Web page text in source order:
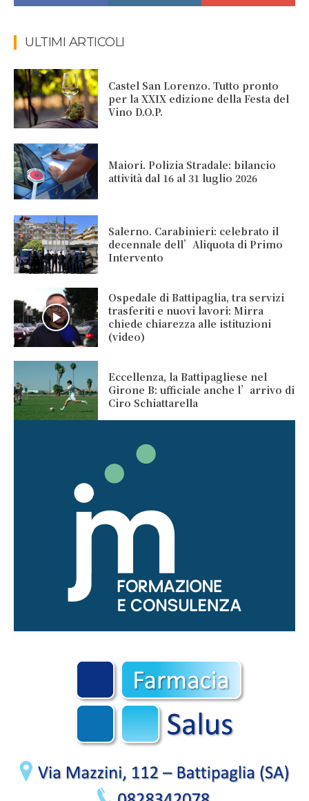
ULTIMI ARTICOLI
Castel San Lorenzo. Tutto pronto
per la XXIX edizione della Festa del
Vino D.O.P.
Maiori. Polizia Stradale: bilancio
attività dal 16 al 31 luglio 2026
Salerno. Carabinieri: celebrato il
decennale dell’Aliquota di Primo
Intervento
Ospedale di Battipaglia, tra servizi
trasferiti e nuovi lavori: Mirra
chiede chiarezza alle istituzioni
(video)
Eccellenza, la Battipagliese nel
Girone B: ufficiale anche l’arrivo di
Ciro Schiattarella